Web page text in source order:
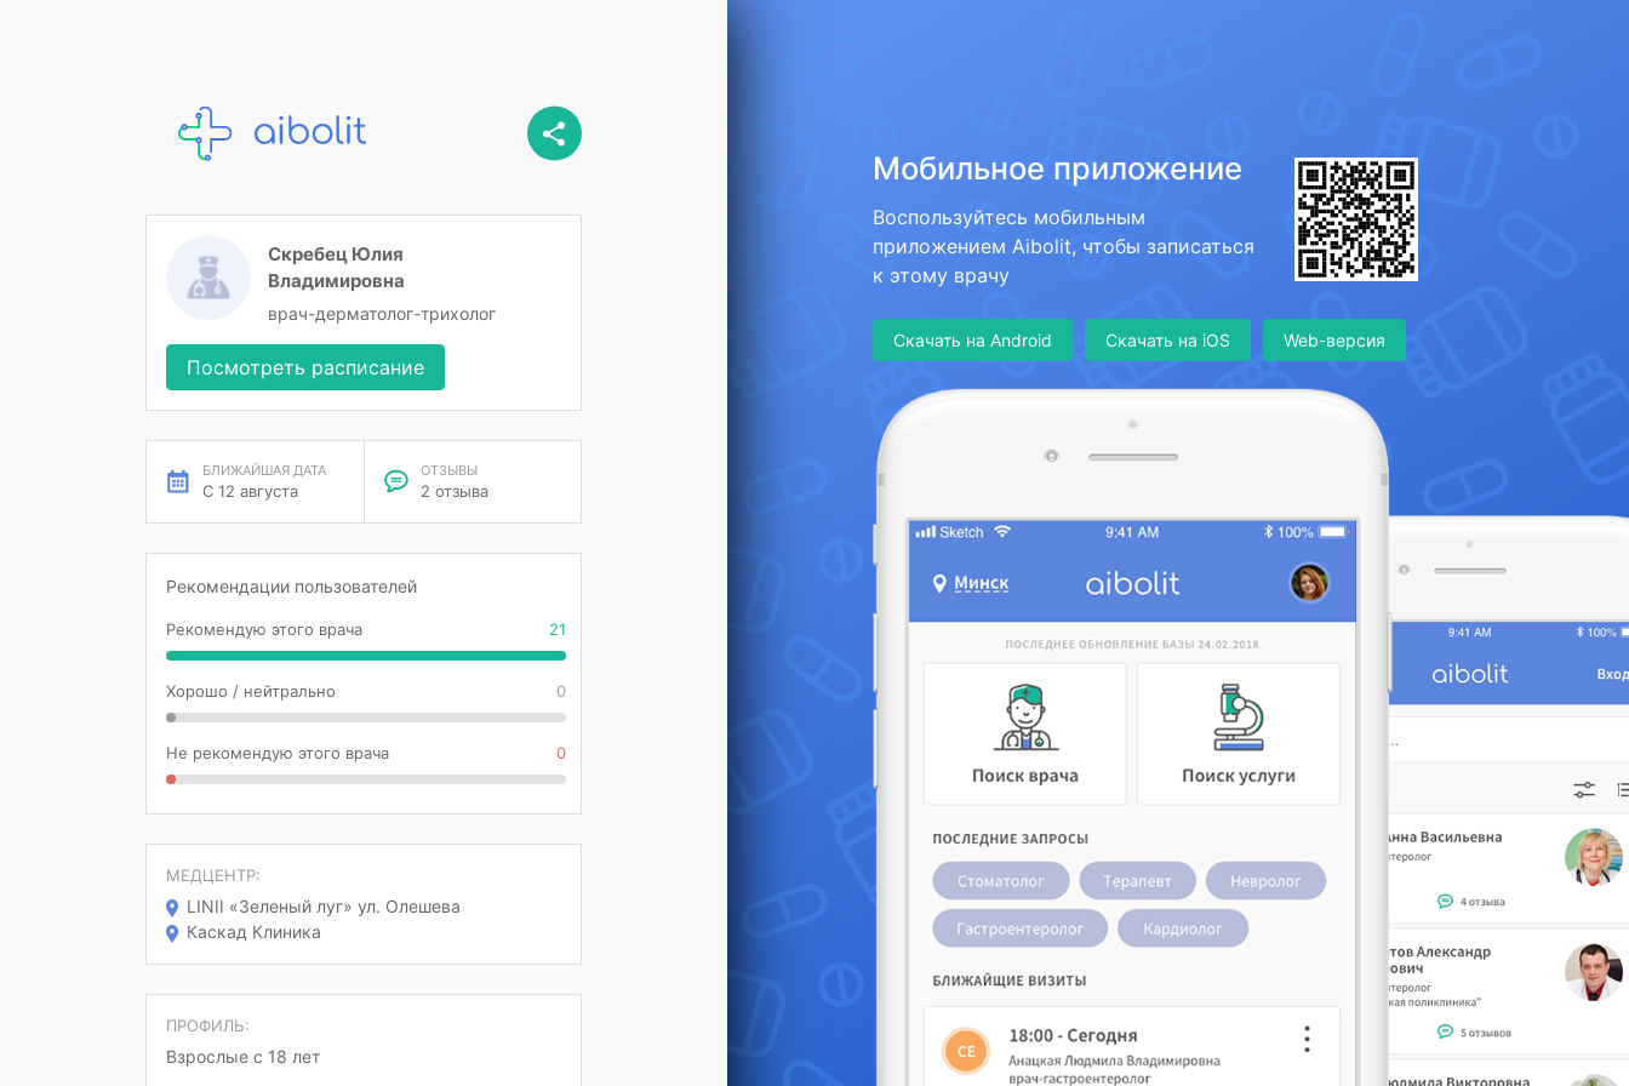
Мобильное приложение
Воспользуйтесь мобильным
приложением Aibolit, чтобы записаться
к этому врачу
Скачать на Android Скачать на iOS Web-версия
Скребец Юлия
Владимировна
врач-дерматолог-трихолог
Посмотреть расписание
БЛИЖАЙШАЯ ДАТА
С 12 августа
ОТЗЫВЫ
2 отзыва
Рекомендации пользователей
Рекомендую этого врача 21
Хорошо / нейтрально 0
Не рекомендую этого врача 0
МЕДЦЕНТР:
LINII «Зеленый луг» ул. Олешева
Каскад Клиника
ПРОФИЛЬ:
Взрослые с 18 лет